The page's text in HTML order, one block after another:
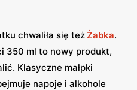
chwaliła się teżŻabka.
350 ml to nowy produkt,
Klasyczne małpki
napoje i alkohole